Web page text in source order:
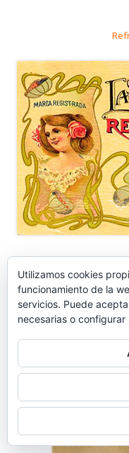
Publicidad vintage de
Utilizamos cookies
funcionamiento de la
servicios. Puede
necesarias o